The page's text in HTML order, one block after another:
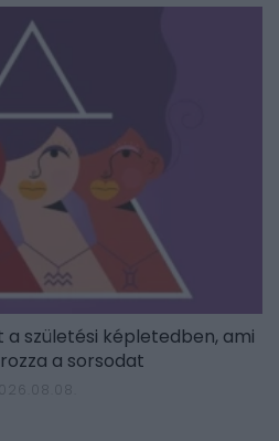
születési képletedben, ami
a sorsodat